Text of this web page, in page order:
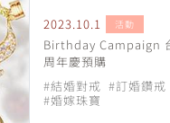
2023.10.1 活動
Birthday Campaign
周年慶預購
#結婚對戒 #訂婚鑽戒
#婚嫁珠寶